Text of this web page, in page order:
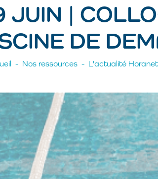
JUIN |
DE
Nos ressources L'actualité Horanet